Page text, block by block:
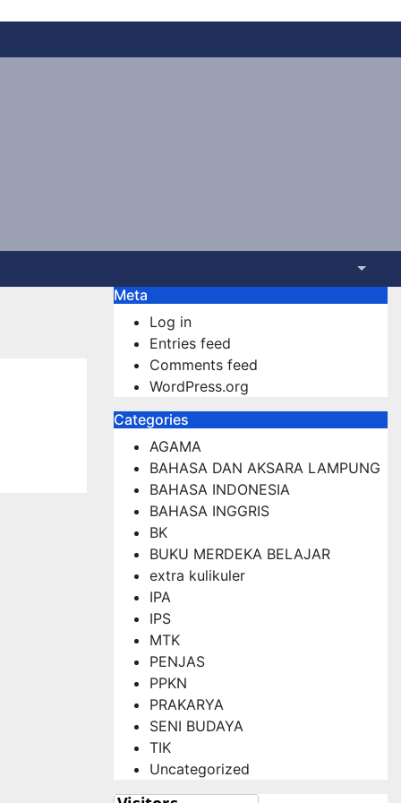
Meta
Log in
Entries feed
Comments feed
WordPress.org
Categories
AGAMA
BAHASA DAN AKSARA LAMPUNG
BAHASA INDONESIA
BAHASA INGGRIS
BK
BUKU MERDEKA BELAJAR
extra kulikuler
IPA
IPS
MTK
PENJAS
PPKN
PRAKARYA
SENI BUDAYA
TIK
Uncategorized